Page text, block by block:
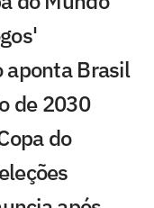
aponta Brasil
de 2030
do